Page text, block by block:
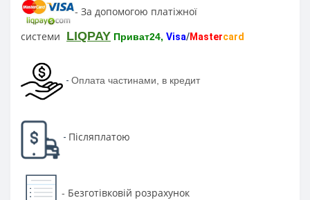
- За допомогою платіжної
системи LIQPAY Приват24, Visa/Mastercard
- Оплата частинами, в кредит
- Післяплатою
- Безготівковій розрахунок